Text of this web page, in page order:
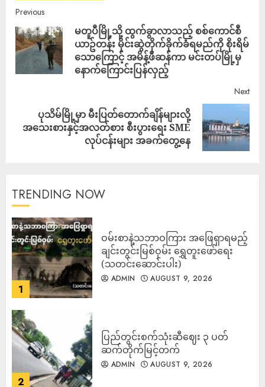
Previous
မတူပီမြို့သို့ ထွက်ခွာလာသည့် စစ်ကောင်စီ
ယာဥ်တန်း မိုင်းဆွဲတိုက်ခိုက်ခံရမည်ကို စိုးရိမ်
သောကြောင့် အမိန့်ဖီဆန်ကာ မင်းတပ်မြို့မှ
နောက်ကြောင်းပြန်လှည့်
Next
ပုသိမ်မြို့မှာ မီးပြတ်တောက်ချိန်များလို့
အသေးစားနှင့်အလတ်စား စီးပွားရေး SME
လုပ်ငန်းများ အခက်တွေ့နေ
TRENDING NOW
1
ဝမ်းစာနဲ့သဘာဝကြား အဖြေရှာရမည့်
ချင်းတွင်းမြစ်ဝှမ်း ရွှေတူးဖော်ရေး
(သတင်းဆောင်းပါး)
ADMIN AUGUST 9, 2026
2
ပြည်တွင်းစက်သုံးဆီဈေး ၃ ပတ်
ဆက်တိုက်မြင့်တက်
ADMIN AUGUST 9, 2026